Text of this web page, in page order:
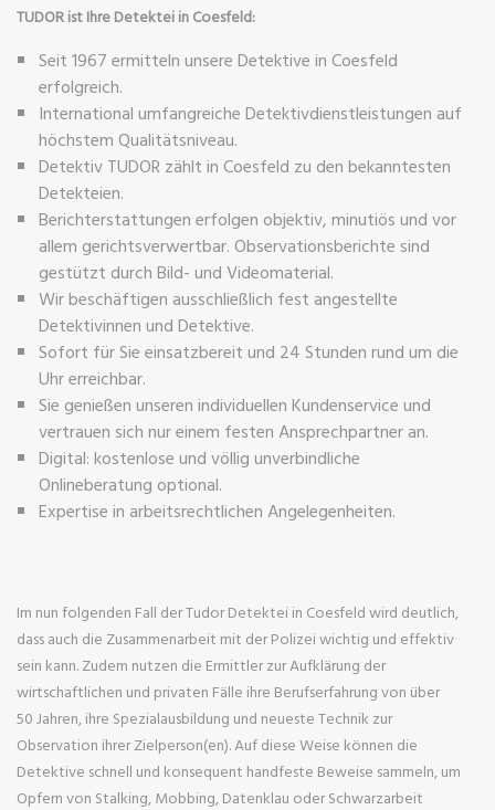
TUDOR ist Ihre Detektei in Coesfeld:
Seit 1967 ermitteln unsere Detektive in Coesfeld
erfolgreich.
International umfangreiche Detektivdienstleistungen auf
höchstem Qualitätsniveau.
Detektiv TUDOR zählt in Coesfeld zu den bekanntesten
Detekteien.
Berichterstattungen erfolgen objektiv, minutiös und vor
allem gerichtsverwertbar. Observationsberichte sind
gestützt durch Bild- und Videomaterial.
Wir beschäftigen ausschließlich fest angestellte
Detektivinnen und Detektive.
Sofort für Sie einsatzbereit und 24 Stunden rund um die
Uhr erreichbar.
Sie genießen unseren individuellen Kundenservice und
vertrauen sich nur einem festen Ansprechpartner an.
Digital: kostenlose und völlig unverbindliche
Onlineberatung optional.
Expertise in arbeitsrechtlichen Angelegenheiten.
Im nun folgenden Fall der Tudor Detektei in Coesfeld wird deutlich,
dass auch die Zusammenarbeit mit der Polizei wichtig und effektiv
sein kann. Zudem nutzen die Ermittler zur Aufklärung der
wirtschaftlichen und privaten Fälle ihre Berufserfahrung von über
50 Jahren, ihre Spezialausbildung und neueste Technik zur
Observation ihrer Zielperson(en). Auf diese Weise können die
Detektive schnell und konsequent handfeste Beweise sammeln, um
Opfern von Stalking, Mobbing, Datenklau oder Schwarzarbeit